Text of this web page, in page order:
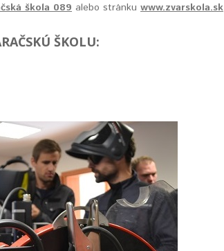
škola 089 alebo stránkuwww.zvarskola.sk
ŠKOLU: